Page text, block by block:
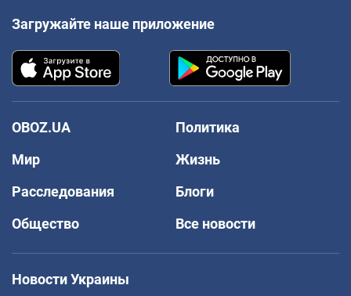
Загружайте наше приложение
OBOZ.UA
Политика
Мир
Жизнь
Расследования
Блоги
Общество
Все новости
Новости Украины